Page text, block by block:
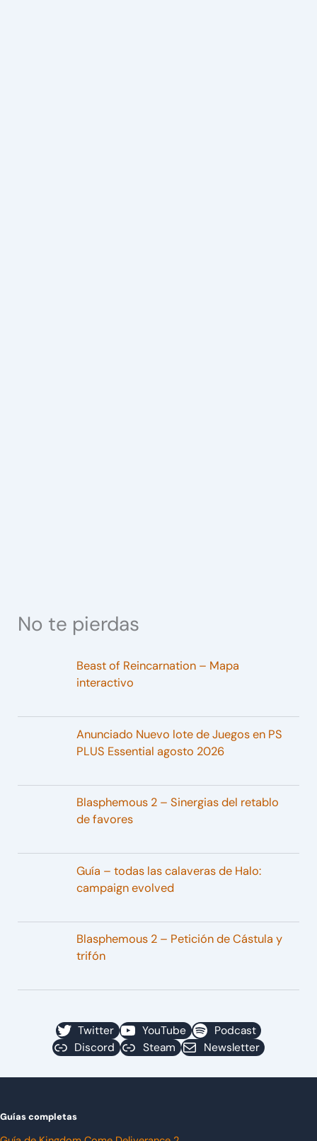
No te pierdas
Beast of Reincarnation – Mapa
interactivo
Anunciado Nuevo lote de Juegos en PS
PLUS Essential agosto 2026
Blasphemous 2 – Sinergias del retablo
de favores
Guía – todas las calaveras de Halo:
campaign evolved
Blasphemous 2 – Petición de Cástula y
trifón
Twitter YouTube
Podcast
Discord
Steam Newsletter
Guías completas